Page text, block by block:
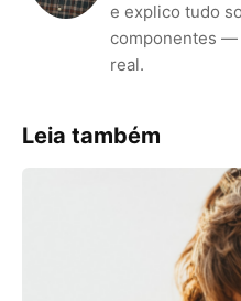
e explico tudo
componentes —
real.
Leia também